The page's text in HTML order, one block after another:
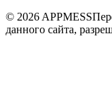
© 2026 APPMESS
данного сайта,